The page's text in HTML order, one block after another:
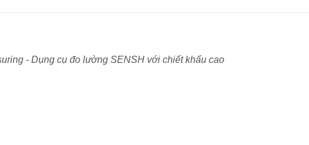
- Dụng cụ đo lường SENSH với chiết khấu cao